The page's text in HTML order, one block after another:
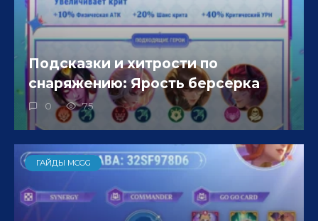
Подсказки и хитрости по
снаряжению: Ярость берсерка
0 75
ГАЙДЫ MCGG